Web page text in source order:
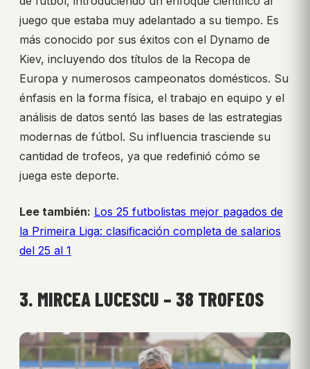
juego que estaba muy adelantado a su tiempo. Es
más conocido por sus éxitos con el Dynamo de
Kiev, incluyendo dos títulos de la Recopa de
Europa y numerosos campeonatos domésticos. Su
énfasis en la forma física, el trabajo en equipo y el
análisis de datos sentó las bases de las estrategias
modernas de fútbol. Su influencia trasciende su
cantidad de trofeos, ya que redefinió cómo se
juega este deporte.
Lee también: Los 25 futbolistas mejor pagados de
la Primeira Liga: clasificación completa de salarios
del 25 al 1
3. MIRCEA LUCESCU – 38 TROFEOS